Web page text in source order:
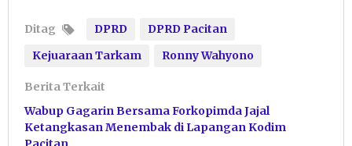
Ditag DPRD
DPRD Pacitan
Kejuaraan Tarkam
Ronny Wahyono
Berita Terkait
Wabup Gagarin Bersama Forkopimda Jajal
Ketangkasan Menembak di Lapangan Kodim